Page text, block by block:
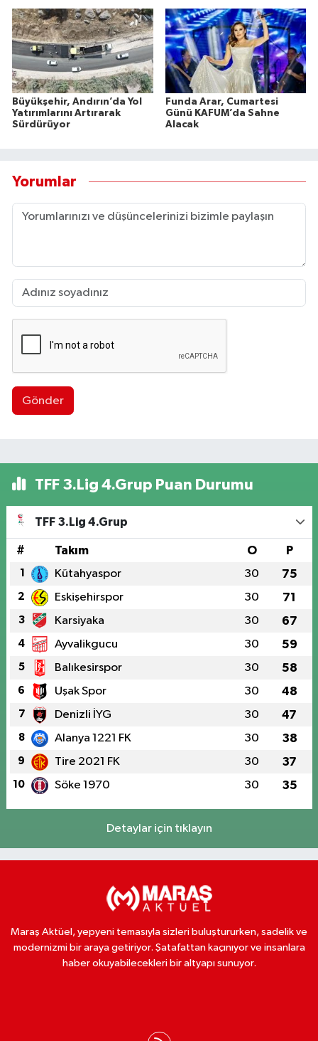
Büyükşehir, Andırın’da Yol
Yatırımlarını Artırarak
Sürdürüyor
Funda Arar, Cumartesi
Günü KAFUM’da Sahne
Alacak
Yorumlar
Gönder
TFF 3.Lig 4.Grup Puan Durumu
TFF 3.Lig 4.Grup
# Takım O P
1 Kütahyaspor 30 75
2 Eskişehirspor 30 71
3 Karsiyaka 30 67
4 Ayvalikgucu 30 59
5 Balıkesirspor 30 58
6 Uşak Spor 30 48
7 Denizli İYG 30 47
8 Alanya 1221 FK 30 38
9 Tire 2021 FK 30 37
10 Söke 1970 30 35
Detaylar için tıklayın
Maraş Aktüel, yepyeni temasıyla sizleri buluştururken, sadelik ve
modernizmi bir araya getiriyor. Şatafattan kaçınıyor ve insanlara
haber okuyabilecekleri bir altyapı sunuyor.